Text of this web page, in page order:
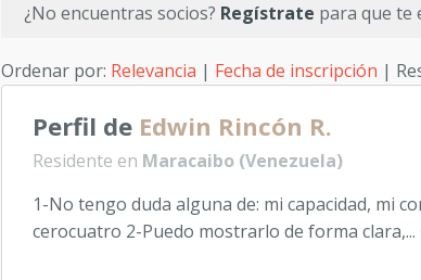
¿No encuentras socios? Regístrate para que te
Ordenar por: Relevancia | Fecha de inscripción |
Perfil de Edwin Rincón R.
Residente en Maracaibo (Venezuela)
1-No tengo duda alguna de: mi capacidad, mi
cerocuatro 2-Puedo mostrarlo de forma clara,...